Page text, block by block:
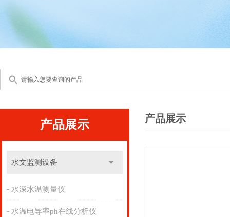
产品展示
水文监测设备
水深水温测量仪
水温电导率ph在线分析仪
产品展示